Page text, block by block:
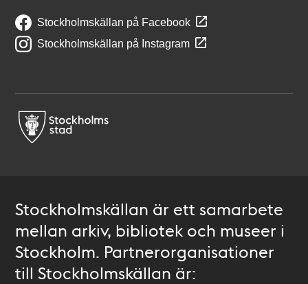
Stockholmskällan på Facebook
Stockholmskällan på Instagram
Stockholmskällan är ett samarbete
mellan arkiv, bibliotek och museer i
Stockholm. Partnerorganisationer
till Stockholmskällan är: